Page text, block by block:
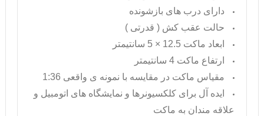
دارای درب های بازشونده
حالت عقب کش ( قدرتی )
ابعاد ماکت 12.5 × 5 سانتیمتر
ارتفاع ماکت 4 سانتیمتر
مقیاس ماکت در مقایسه با نمونه ی واقعی 1:36
ایده آل برای کلکسیونرها و نمایشگاه های اتومبیل و
علاقه مندان به ماکت